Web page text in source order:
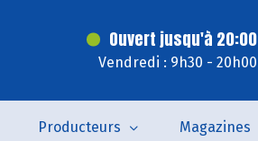
Ouvert jusqu'à 20:00
Vendredi : 9h30 - 20h00
Producteurs Magazines